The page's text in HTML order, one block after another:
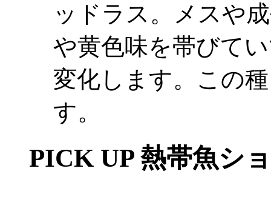
ッドラス。メスや
や黄色味を帯びて
変化します。この
す。
PICK UP 熱帯魚シ